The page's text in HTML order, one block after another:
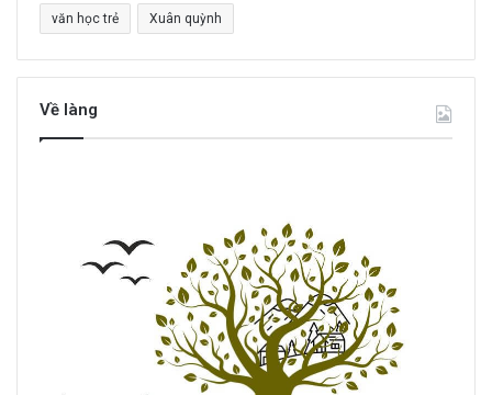
văn học trẻ Xuân quỳnh
Về làng